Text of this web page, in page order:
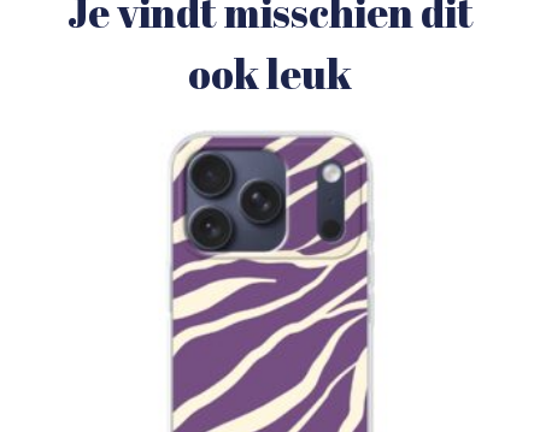
Je vindt misschien dit
ook leuk